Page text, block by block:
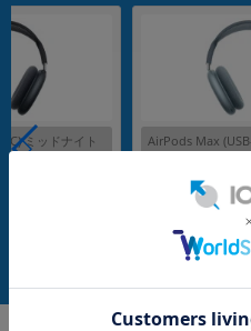
C) ミッドナイト AirPods Max
メーカー：Apple
発売日：2024/09
在庫数：5